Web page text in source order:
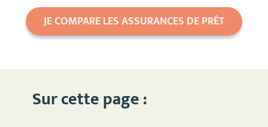
JE COMPARE LES ASSURANCES DE PRÊT
Sur cette page :